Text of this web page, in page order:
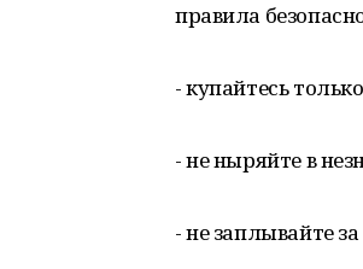
правила
- купайтесь
- не ныряйте в
- не заплывайте